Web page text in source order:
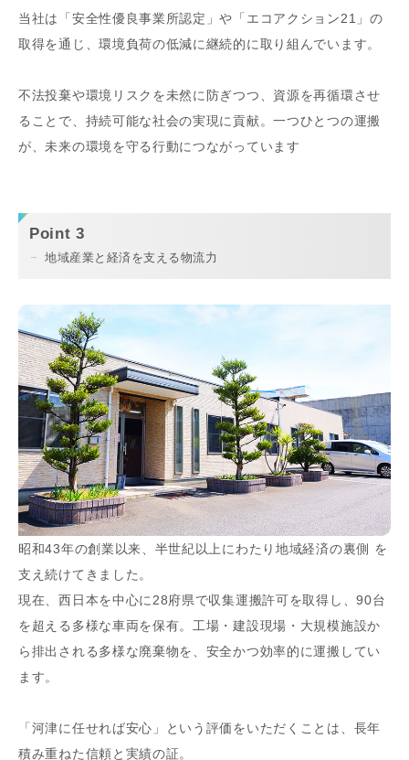
当社は「安全性優良事業所認定」や「エコアクション21」の
取得を通じ、環境負荷の低減に継続的に取り組んでいます。
不法投棄や環境リスクを未然に防ぎつつ、資源を再循環させ
ることで、持続可能な社会の実現に貢献。一つひとつの運搬
が、未来の環境を守る行動につながっています
Point 3
地域産業と経済を支える物流力
昭和43年の創業以来、半世紀以上にわたり地域経済の裏側 を
支え続けてきました。
現在、西日本を中心に28府県で収集運搬許可を取得し、90台
を超える多様な車両を保有。工場・建設現場・大規模施設か
ら排出される多様な廃棄物を、安全かつ効率的に運搬してい
ます。
「河津に任せれば安心」という評価をいただくことは、長年
積み重ねた信頼と実績の証。